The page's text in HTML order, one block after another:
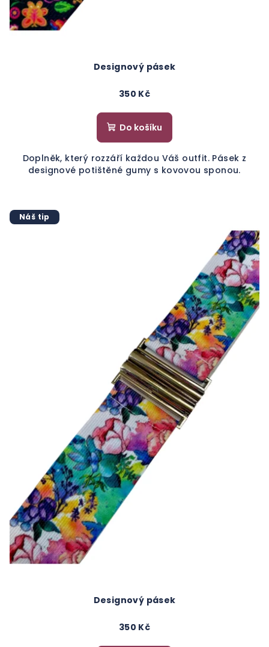
Designový pásek
350 Kč
Do košíku
Doplněk, který rozzáří každou Váš outfit. Pásek z
designové potištěné gumy s kovovou sponou.
Náš tip
Designový pásek
350 Kč